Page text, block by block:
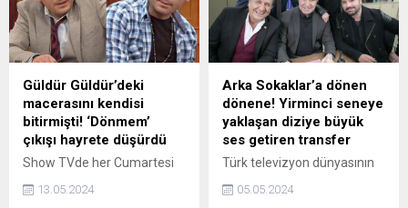
Güldür Güldür’deki
macerasını kendisi
bitirmişti! ‘Dönmem’
çıkışı hayrete düşürdü
Show TVde her Cumartesi
Güldür Showdan ayrılan
13.05.2024
Arka Sokaklar’a dönen
dönene! Yirminci seneye
yaklaşan diziye büyük
ses getiren transfer
Türk televizyon dünyasının
projelerinden biri olan Arka
05.05.2024